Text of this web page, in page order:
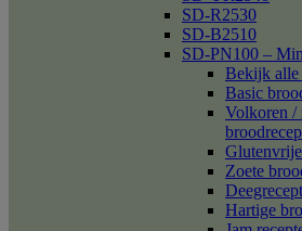
SD-R2530
SD-B2510
SD-PN100 –
Bekijk alle
Basic
Volkoren /
Zoete
Hartige